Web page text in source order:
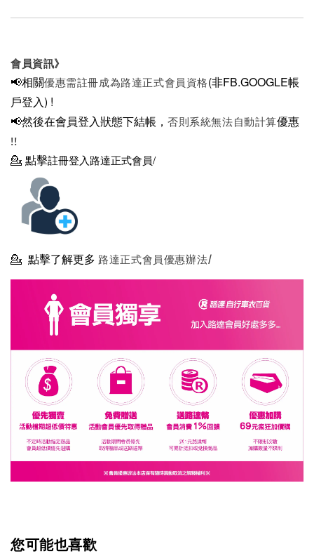
會員資訊》
📢相關優惠需註冊成為路達正式會員資格(非FB.GOOGLE帳
戶登入) !
📢然後在會員登入狀態下結帳， 否則系統無法自動計算優惠
!!
💁 點擊註冊登入路達正式會員/
💁 點擊了解更多 路達正式會員優惠辦法/
您可能也喜歡